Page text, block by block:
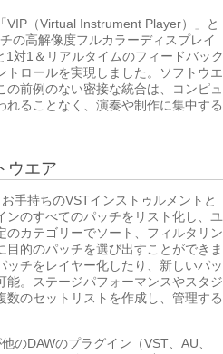
VIP（Virtual Instrument Player）」と
の高解像度フルカラーディスプレイ
1対1＆リアルタイムのフィードバック
トロールを実現しました。ソフトウエ
の前例のない密接な統合は、コンピュ
れることなく、演奏や制作に集中する
ウエア
手持ちのVSTインストゥルメントと
ンのすべてのパッチをリスト化し、ユ
のカテゴリーでソート、フィルタリン
目的のパッチを選び出すことができま
ッチをレイヤー化したり、新しいパッ
能。ステージパフォーマンスやスタジ
数のセットリストを作成し、管理する
のDAWのプラグイン（VST、AU、